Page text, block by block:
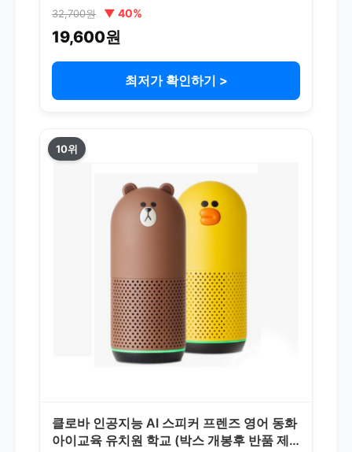
32,700원 ▼ 40%
19,600원
최저가 확인하기 >
10위
클로바 인공지능 AI 스피커 프렌즈 영어 동화
아이교육 유치원 학교 (박스 개봉후 반품 제